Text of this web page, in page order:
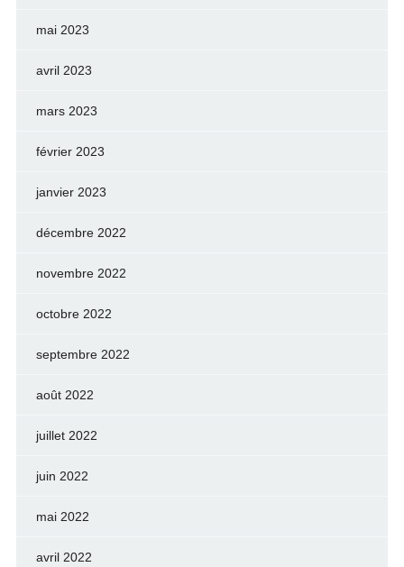
mai 2023
avril 2023
mars 2023
février 2023
janvier 2023
décembre 2022
novembre 2022
octobre 2022
septembre 2022
août 2022
juillet 2022
juin 2022
mai 2022
avril 2022